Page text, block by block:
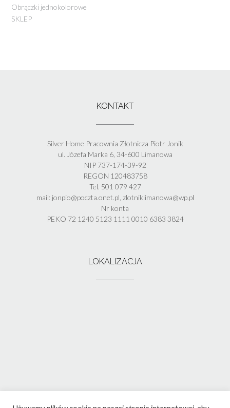
Obrączki jednokolorowe
SKLEP
KONTAKT
Silver Home Pracownia Złotnicza Piotr Jonik
ul. Józefa Marka 6, 34-600 Limanowa
NIP 737-174-39-92
REGON 120483758
Tel. 501 079 427
mail: jonpio@poczta.onet.pl, zlotniklimanowa@wp.pl
Nr konta
PEKO 72 1240 5123 1111 0010 6383 3824
LOKALIZACJA